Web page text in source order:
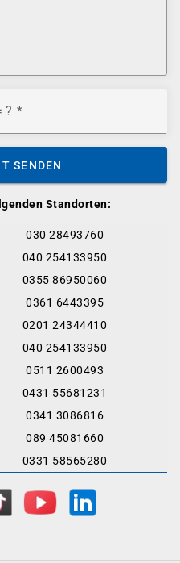
Standorten:
030 28493760
040 254133950
0355 86950060
0361 6443395
0201 24344410
040 254133950
0511 2600493
0431 55681231
0341 3086816
089 45081660
0331 58565280
?
SENDEN